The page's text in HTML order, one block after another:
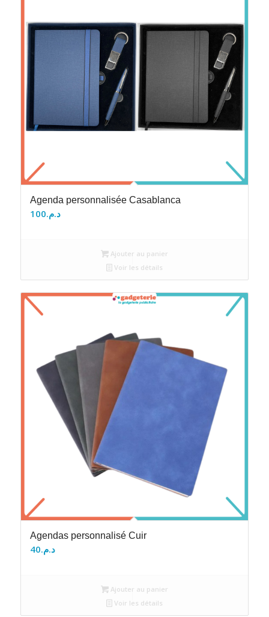
Agenda personnalisée Casablanca
د.م.100
Ajouter au panier
Voir les détails
Agendas personnalisé Cuir
د.م.40
Ajouter au panier
Voir les détails